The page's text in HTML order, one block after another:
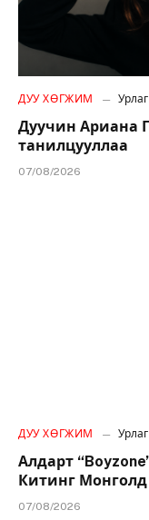
ДУУ ХӨГЖИМ Урлаг
Дуучин Ариана
танилцууллаа
07/08/2026
ДУУ ХӨГЖИМ Урлаг
Алдарт
Китинг Монголд
07/08/2026